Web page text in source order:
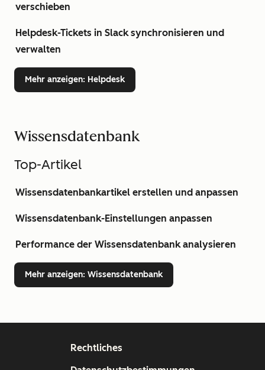
verschieben
Helpdesk-Tickets in Slack synchronisieren und
verwalten
Mehr anzeigen: Helpdesk
Wissensdatenbank
Top-Artikel
Wissensdatenbankartikel erstellen und anpassen
Wissensdatenbank-Einstellungen anpassen
Performance der Wissensdatenbank analysieren
Mehr anzeigen: Wissensdatenbank
Rechtliches